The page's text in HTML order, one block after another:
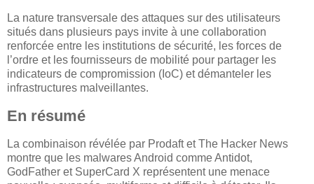
La nature transversale des attaques sur des utilisateurs
situés dans plusieurs pays invite à une collaboration
renforcée entre les institutions de sécurité, les forces de
l’ordre et les fournisseurs de mobilité pour partager les
indicateurs de compromission (IoC) et démanteler les
infrastructures malveillantes.
En résumé
La combinaison révélée par Prodaft et The Hacker News
montre que les malwares Android comme Antidot,
GodFather et SuperCard X représentent une menace